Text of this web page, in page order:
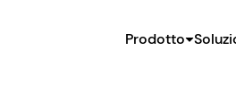
Prodotto